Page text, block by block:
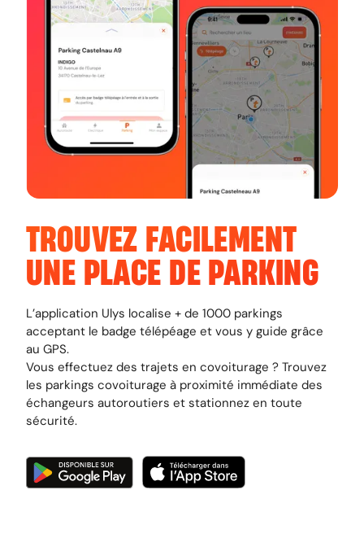
TROUVEZ FACILEMENT
UNE PLACE DE PARKING
L’application Ulys localise + de 1000 parkings
acceptant le badge télépéage et vous y guide grâce
au GPS.
Vous effectuez des trajets en covoiturage ? Trouvez
les parkings covoiturage à proximité immédiate des
échangeurs autoroutiers et stationnez en toute
sécurité.